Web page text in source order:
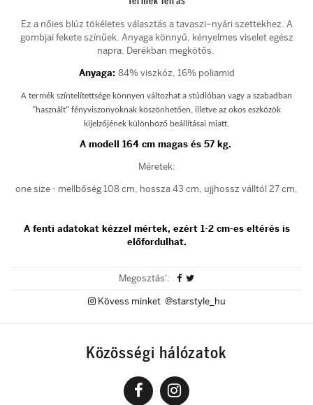
Ez a nőies blúz tökéletes választás a tavaszi–nyári szettekhez. A
gombjai fekete színűek. Anyaga könnyű, kényelmes viselet egész
napra. Derékban megkötős.
Anyaga: 84% viszkóz, 16% poliamid
A termék színtelítettsége könnyen változhat a stúdióban vagy a szabadban
"használt" fényviszonyoknak köszönhetően, illetve az okos eszközök
kijelzőjének különböző beállításai miatt.
A modell 164 cm magas és 57 kg.
Méretek:
one size - mellbőség 108 cm, hossza 43 cm, ujjhossz válltól 27 cm,
A fenti adatokat kézzel mértek, ezért 1-2 cm-es eltérés is
előfordulhat.
Megosztás':
Kövess minket @starstyle_hu
Közösségi hálózatok